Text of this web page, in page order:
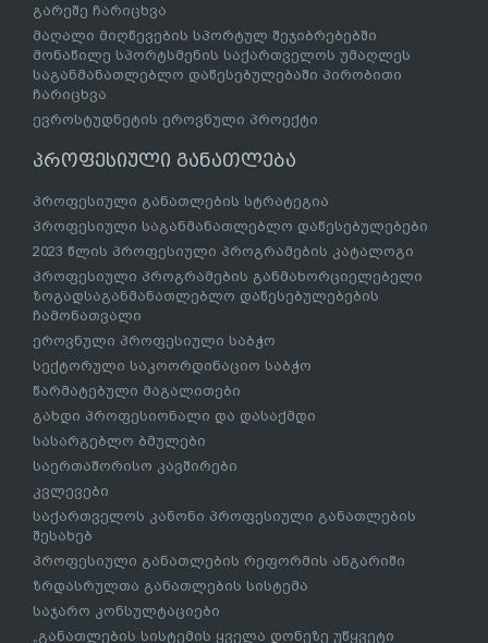
გარეშე ჩარიცხვა
მაღალი მიღწევების სპორტულ შეჯიბრებებში
მონაწილე სპორტსმენის საქართველოს უმაღლეს
საგანმანათლებლო დაწესებულებაში პირობითი
ჩარიცხვა
ევროსტუდნეტის ეროვნული პროექტი
პროფესიული განათლება
პროფესიული განათლების სტრატეგია
პროფესიული საგანმანათლებლო დაწესებულებები
2023 წლის პროფესიული პროგრამების კატალოგი
პროფესიული პროგრამების განმახორციელებელი
ზოგადსაგანმანათლებლო დაწესებულებების
ჩამონათვალი
ეროვნული პროფესიული საბჭო
სექტორული საკოორდინაციო საბჭო
წარმატებული მაგალითები
გახდი პროფესიონალი და დასაქმდი
სასარგებლო ბმულები
საერთაშორისო კავშირები
კვლევები
საქართველოს კანონი პროფესიული განათლების
შესახებ
პროფესიული განათლების რეფორმის ანგარიში
ზრდასრულთა განათლების სისტემა
საჯარო კონსულტაციები
„განათლების სისტემის ყველა დონეზე უწყვეტი